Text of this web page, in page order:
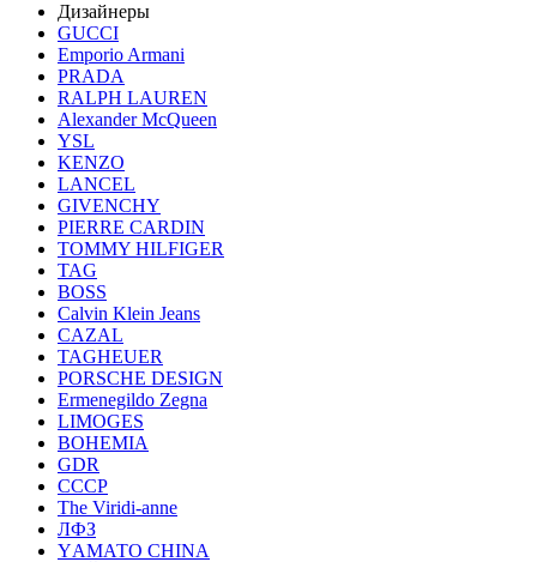
Дизайнеры
GUCCI
Emporio Armani
PRADA
RALPH LAUREN
Alexander McQueen
YSL
KENZO
LANCEL
GIVENCHY
PIERRE CARDIN
TOMMY HILFIGER
TAG
BOSS
Calvin Klein Jeans
CAZAL
TAGHEUER
PORSCHE DESIGN
Ermenegildo Zegna
LIMOGES
BOHEMIA
GDR
СССР
The Viridi-anne
ЛФЗ
YАМАТО CHINA